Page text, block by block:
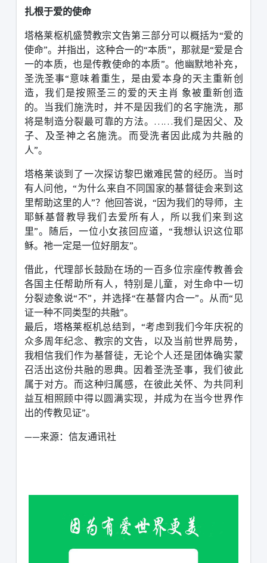
扎根于爱的使命
塔格莱枢机盛赞教宗文告第三部分可以概括为“爱的
使命”。并指出，这种合一的“本质”，那就是“爱是合
一的本质，也是传教使命的本质”。他幽默地补充，
圣洗圣事“意味着重生，是由爱本身的天主重新创
造，我们是按照圣三的爱的天主肖 象被重新创造
的。当我们施洗时，并不是因我们的名字施洗，那
将是制造分裂最可靠的方法。 ……我们是因父、及
子、及圣神之名施洗。而受洗者因此成为共融的
人”。
塔格莱谈到了一次探访黎巴嫩难民营的经历。当时
有人问他，“为什么来自不同国家的基督徒会来到这
里帮助这里的人”？他回答说，“因为我们的导师，主
耶稣基督教导我们去爱所有人，所以我们来到这
里”。随后，一位小女孩回应道，“我想认识这位耶
稣。祂一定是一位好朋友”。
借此，代理部长鼓励在场的一百多位宗座传教善会
各国主任帮助所有人，特别是儿童，对生命中一切
分裂迹象说“不” ，并选择“在基督内合一”。从而“ 见
证一种不同类型的共融”。
最后，塔格莱枢机总结到， “考虑到我们今年庆祝的
众多周年纪念、教宗的文告，以及当前世界局势，
我相信我们作为基督徒，无论个人还是团体确实蒙
召活出这份共融的恩典。因着圣洗圣事，我们彼此
属于对方。而这种归属感，在彼此关怀、为共同利
益互相照顾中得以圆满实现，并成为在当今世界作
出的传教见证”。
——来源：信友通讯社